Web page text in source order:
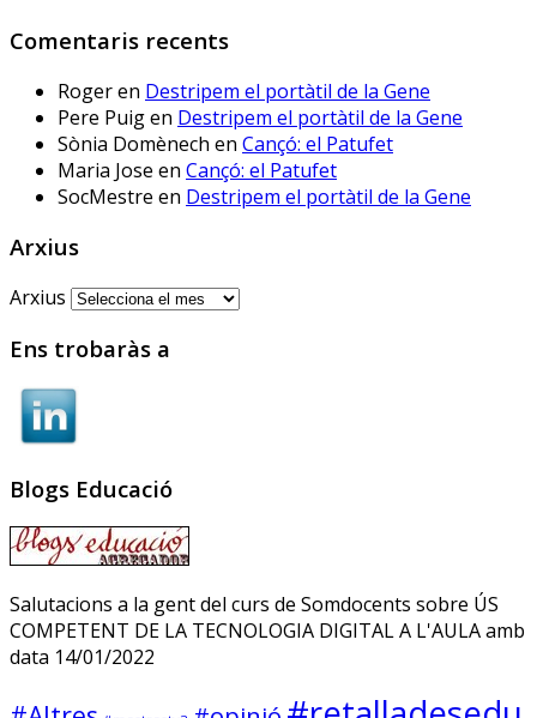
Educación ensaya una
aprendizaje ‘online’
alternativa a Google
Workplace for Education
Seis centros educativos
públicos prueban IRADI,
una herramienta de
alojarán en servidores del
Gobierno vasco
2y
Andrea Galaxina
Esta mañana he leído el artículo
que han publicado hoy en El País
ha suicidado tras sufrir bullying en
Comentaris recents
Rogeren Destripem el portàtil de la Gene
Pere Puigen Destripem el portàtil de la Gene
Sònia Domènech en Cançó: el Patufet
Maria Jose en Cançó: el Patufet
SocMestre en Destripem el portàtil de la Gene
Arxius
Arxius
Ens trobaràs a
Blogs Educació
Salutacions a la gent del curs de Somdocents sobre ÚS
COMPETENT DE LA TECNOLOGIA DIGITAL A L'AULA amb
data 14/01/2022